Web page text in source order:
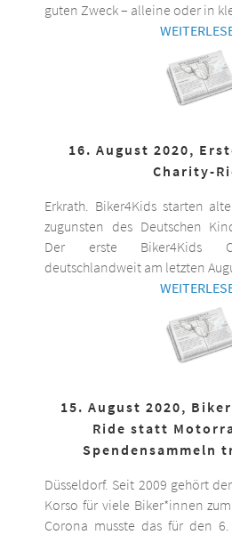
guten Zweck – alleine oder in
16. August 2020,
Charity-
Erkrath. Biker4Kids starten
zugunsten des Deutschen
Der erste Biker4Kids
deutschlandweit am letzten
15. August 2020,
Ride statt
Spendensammeln
Düsseldorf. Seit 2009 gehört
Korso für viele Biker*innen
Corona musste das für den